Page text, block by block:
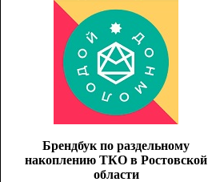
Брендбук по раздельному
накоплению ТКО в Ростовской
области